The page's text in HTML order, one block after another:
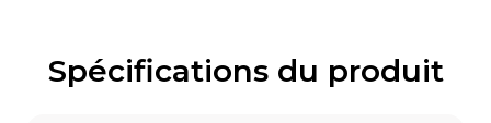
Spécifications du produit